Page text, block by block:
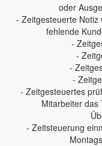
oder
- Zeitgesteuerte Notiz
fehlende
-
-
-
-
- Zeitgesteuertes
Mitarbeiter das
- Zeitsteuerung